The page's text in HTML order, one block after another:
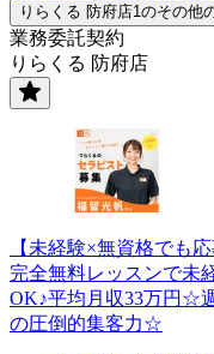
りらくる 防府店1のその他
業務委託契約
りらくる 防府店
【未経験×無資格でも
完全無料レッスンで未
OK♪平均月収33万円☆
の圧倒的集客力☆